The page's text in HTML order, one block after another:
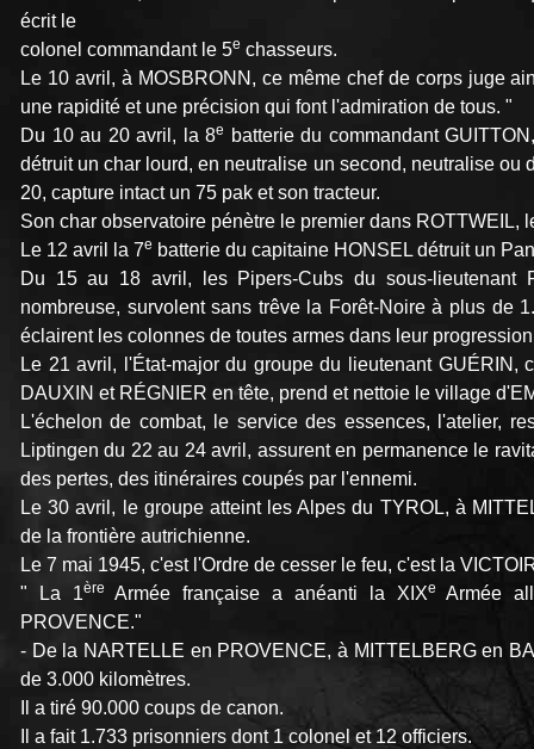
écrit le
colonel commandant le 5e chasseurs.
Le 10 avril, à MOSBRONN, ce même chef de corps juge
une rapidité et une précision qui font l'admiration de tous. "
Du 10 au 20 avril, la 8e
batterie du commandant
détruit un char lourd, en neutralise un second, neutralise
20, capture intact un 75 pak et son tracteur.
Son char observatoire pénètre le premier dans ROTTWEIL,
Le 12 avril la 7e batterie du capitaine HONSEL détruit un
Du 15 au 18 avril, les Pipers-Cubs du sous-lieutenant
nombreuse, survolent sans trêve la Forêt-Noire à plus de
éclairent les colonnes de toutes armes dans leur
Le 21 avril, l'État-major du groupe du lieutenant
DAUXIN et RÉGNIER en tête, prend et nettoie le village
L'échelon de combat, le service des essences, l'atelier,
Liptingen du 22 au 24 avril, assurent en permanence le
des pertes, des itinéraires coupés par l'ennemi.
Le 30 avril, le groupe atteint les Alpes du TYROL, à
de la frontière autrichienne.
Le 7 mai 1945, c'est l'Ordre de cesser le feu, c'est la
" La 1ère Armée française a anéanti la XIXe
Armée
PROVENCE."
- De la NARTELLE en PROVENCE, à MITTELBERG en
de 3.000 kilomètres.
Il a tiré 90.000 coups de canon.
Il a fait 1.733 prisonniers dont 1 colonel et 12 officiers.